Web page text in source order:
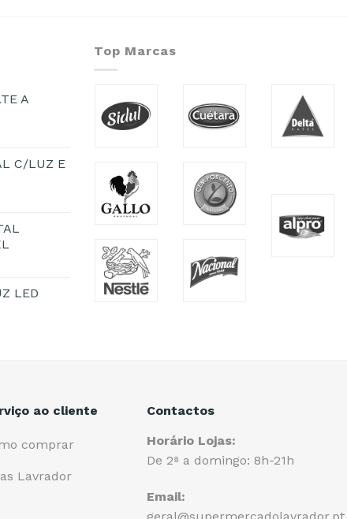
A
C/LUZ E
LED
Top Marcas
ao cliente
comprar
Lavrador
Contactos
Horário Lojas:
De 2ª a domingo: 8h-21h
Email: